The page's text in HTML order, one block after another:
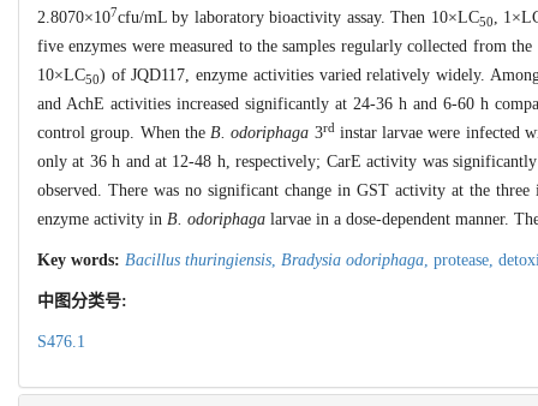
2.8070×107cfu/mL by laboratory bioactivity assay. Then 10×LC50,
five enzymes were measured to the samples regularly collected from
10×LC50) of JQD117, enzyme activities varied relatively widely.
and AchE activities increased significantly at 24-36 h and 6-60 h
control group. When theB. odoriphaga 3rdinstar larvae were infected
only at 36 h and at 12-48 h, respectively; CarE activity was
observed. There was no significant change in GST activity at the
enzyme activity in B. odoriphaga larvae in a dose-dependent manner.
Key words: Bacillus thuringiensis, Bradysia odoriphaga, protease,
中图分类号:
S476.1